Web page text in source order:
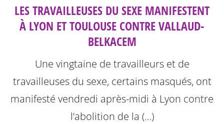
LES TRAVAILLEUSES DU SEXE MANIFESTENT
À LYON ET TOULOUSE CONTRE VALLAUD-
BELKACEM
Une vingtaine de travailleurs et de
travailleuses du sexe, certains masqués, ont
manifesté vendredi après-midi à Lyon contre
l’abolition de la (…)